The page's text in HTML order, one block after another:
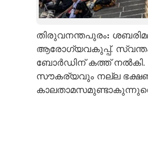
CARTOONS
LITERATURE
തിരുവനന്തപുരം:
ആരോഗ്യവകുപ്പ്. സ്വന്തം
ബോർഡിന് കത്ത് നൽകി.
സൗകര്യവും നല്ല